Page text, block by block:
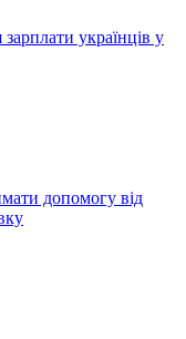
українців у
допомогу від